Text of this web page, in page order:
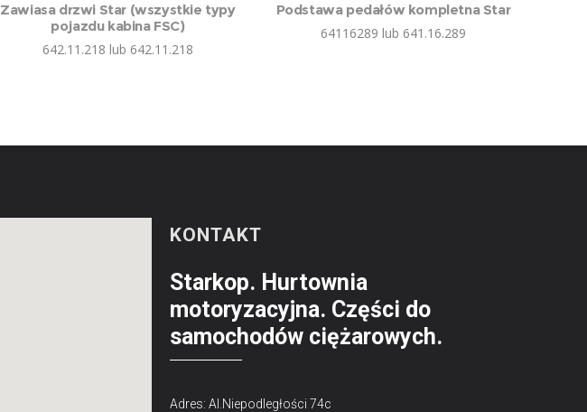
Zawiasa drzwi Star (wszystkie typy
pojazdu kabina FSC)
642.11.218 lub 642.11.218
Podstawa pedałów kompletna Star
64116289 lub 641.16.289
KONTAKT
Starkop. Hurtownia
motoryzacyjna. Części do
samochodów ciężarowych.
Adres: Al.Niepodległości 74c